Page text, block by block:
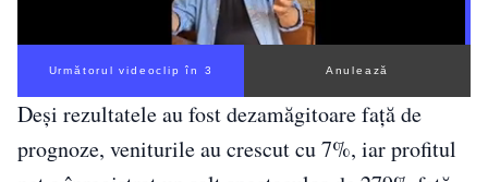
Următorul videoclip în 2 Anulează
Deși rezultatele au fost dezamăgitoare față de
prognoze, veniturile au crescut cu 7%, iar profitul